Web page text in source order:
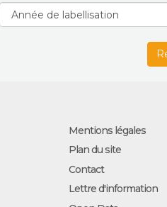
Mentions légales
Plan du site
Contact
Lettre d'information